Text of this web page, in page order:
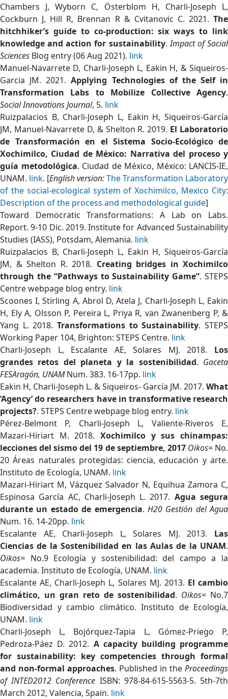
Chambers J, Wyborn C, Österblom H, Charli-Joseph L,
Cockburn J, Hill R, Brennan R & Cvitanovic C. 2021. The
hitchhiker’s guide to co-production: six ways to link
knowledge and action for sustainability.Impact of Social
Sciences Blog entry (06 Aug 2021). link
Manuel-Navarrete D, Charli-Joseph L, Eakin H, & Siqueiros-
Garcia JM. 2021.Applying Technologies of the Self in
Transformation Labs to Mobilize Collective Agency.
Social Innovations Journal, 5. link
Ruizpalacios B, Charli-Joseph L, Eakin H, Siqueiros-García
JM, Manuel-Navarrete D, & Shelton R. 2019. El Laboratorio
de Transformación en el Sistema Socio-Ecológico de
Xochimilco, Ciudad de México: Narrativa del proceso y
guía metodológica. Ciudad de México, México: LANCIS-IE,
UNAM. link. [English version:The Transformation Laboratory
of the social-ecological system of Xochimilco, Mexico City:
Description of the process and methodological guide]
Toward Democratic Transformations: A Lab on Labs.
Report. 9-10 Dic. 2019. Institute for Advanced Sustainability
Studies (IASS), Potsdam, Alemania. link
Ruizpalacios B, Charli-Joseph L, Eakin H, Siqueiros-García
JM, & Shelton R. 2018. Creating bridges in Xochimilco
through the “Pathways to Sustainability Game”. STEPS
Centre webpage blog entry. link
Scoones I, Stirling A, Abrol D, Atela J, Charli-Joseph L, Eakin
H, Ely A, Olsson P, Pereira L, Priya R, van Zwanenberg P, &
Yang L. 2018. Transformations to Sustainability. STEPS
Working Paper 104, Brighton: STEPS Centre. link
Charli-Joseph L, Escalante AE, Solares MJ. 2018. Los
grandes retos del planeta y la sostenibilidad. Gaceta
FESAragón, UNAMNum. 383. 16-17pp. link
Eakin H, Charli-Joseph L. & Siqueiros- García JM. 2017. What
‘Agency’ do researchers have in transformative research
projects?. STEPS Centre webpage blog entry. link
Pérez-Belmont P, Charli-Joseph L, Valiente-Riveros E,
Mazari-Hiriart M. 2018. Xochimilco y sus chinampas:
lecciones del sismo del 19 de septiembre, 2017 Oikos=No.
20 Áreas naturales protegidas: ciencia, educación y arte.
Instituto de Ecología, UNAM. link
Mazari-Hiriart M, Vázquez Salvador N, Equihua Zamora C,
Espinosa García AC, Charli-Joseph L. 2017. Agua segura
durante un estado de emergencia. H20 Gestión del Agua
Num. 16. 14-20pp. link
Escalante AE, Charli-Joseph L, Solares MJ. 2013. Las
Ciencias de la Sostenibilidad en las Aulas de la UNAM.
Oikos= No.9 Ecología y sostenibilidad: del campo a la
academia. Instituto de Ecología, UNAM. link
Escalante AE, Charli-Joseph L, Solares MJ. 2013. El cambio
climático, un gran reto de sostenibilidad. Oikos= No.7
Biodiversidad y cambio climático. Instituto de Ecología,
UNAM. link
Charli-Joseph L, Bojórquez-Tapia L, Gómez-Priego P,
Pedroza-Páez D. 2012. A capacity building programme
for sustainability: key competencies through formal
and non-formal approaches. Published in the Proceedings
of INTED2012 Conference ISBN: 978-84-615-5563-5. 5th-7th
March 2012, Valencia, Spain. link